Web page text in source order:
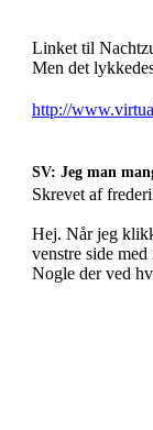
Linket til
Men det
http://
SV: Jeg man
Skrevet af
Hej. Når jeg
venstre side
Nogle der ved